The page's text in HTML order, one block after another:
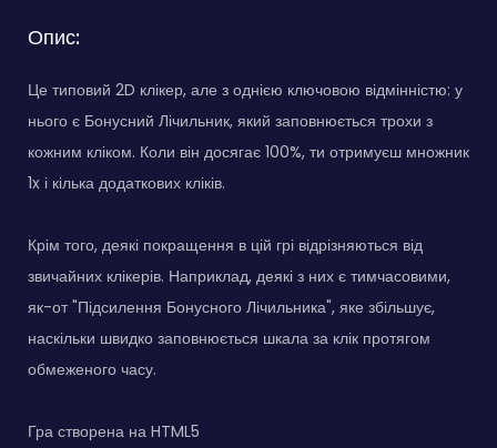
Опис:
Це типовий 2D клікер, але з однією ключовою відмінністю: у
нього є Бонусний Лічильник, який заповнюється трохи з
кожним кліком. Коли він досягає 100%, ти отримуєш множник
1x і кілька додаткових кліків.
Крім того, деякі покращення в цій грі відрізняються від
звичайних клікерів. Наприклад, деякі з них є тимчасовими,
як-от "Підсилення Бонусного Лічильника", яке збільшує,
наскільки швидко заповнюється шкала за клік протягом
обмеженого часу.
Гра створена на HTML5